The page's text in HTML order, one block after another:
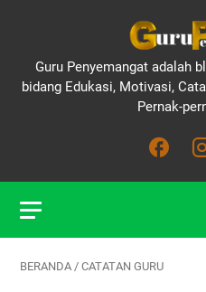
Guru Penyemangat adalah
bidang Edukasi, Motivasi,
Pernak-
BERANDA / CATATAN GURU